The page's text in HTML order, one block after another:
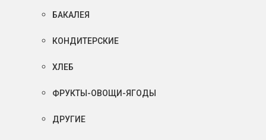
БАКАЛЕЯ
КОНДИТЕРСКИЕ
ХЛЕБ
ФРУКТЫ-ОВОЩИ-ЯГОДЫ
ДРУГИЕ